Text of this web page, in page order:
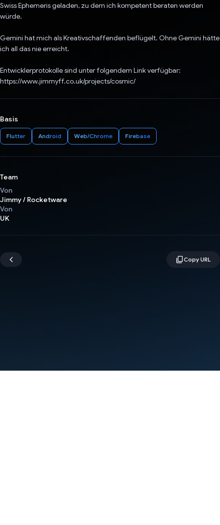
Swiss Ephemeris geladen, zu dem ich kompetent beraten werden
würde.
Gemini hat mich als Kreativschaffenden beflügelt. Ohne Gemini hätte
ich all das nie erreicht.
Entwicklerprotokolle sind unter folgendem Link verfügbar:
https://www.jimmyff.co.uk/projects/cosmic/
Basis
Flutter Android Web/Chrome Firebase
Team
Von
Jimmy / Rocketware
Von
UK